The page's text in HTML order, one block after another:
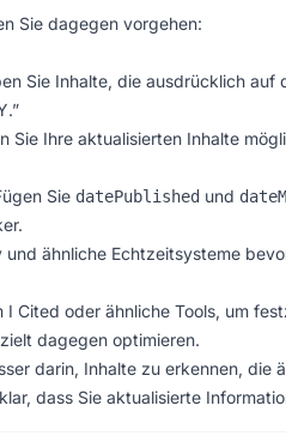
Sie dagegen vorgehen:
Sie Inhalte, die ausdrücklich auf
Sie Ihre aktualisierten Inhalte
Sie datePublished und
und ähnliche Echtzeitsysteme
I Cited oder ähnliche Tools, um
dagegen optimieren.
darin, Inhalte zu erkennen, die
dass Sie aktualisierte